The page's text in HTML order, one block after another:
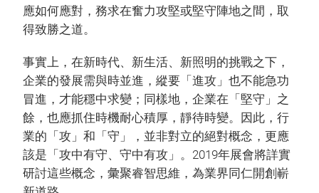
應如何應對，務求在奮力攻堅或堅守陣地之間，取
得致勝之道。
事實上，在新時代、新生活、新照明的挑戰之下，
企業的發展需與時並進，縱要「進攻」也不能急功
冒進，才能穩中求變；同樣地，企業在「堅守」之
餘，也應抓住時機耐心積厚，靜待時變。因此，行
業的「攻」和「守」，並非對立的絕對概念，更應
該是「攻中有守、守中有攻」。2019年展會將詳實
研討這些概念，彙聚睿智思維，為業界同仁開創嶄